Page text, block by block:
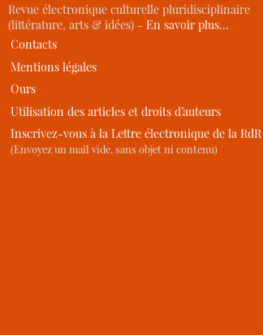
Revue électronique culturelle pluridisciplinaire
(littérature, arts & idées) -En savoir plus…
Contacts
Mentions légales
Ours
Utilisation des articles et droits d’auteurs
Inscrivez-vous à la Lettre électronique de la RdR
(Envoyez un mail vide, sans objet ni contenu)